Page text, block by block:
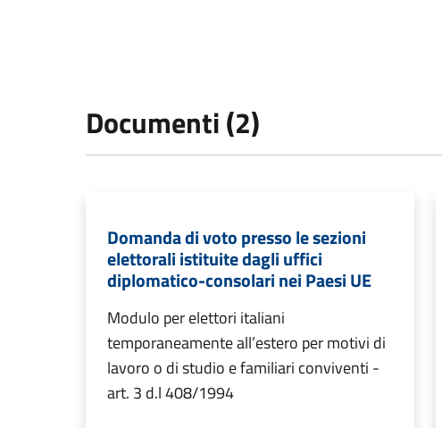
Documenti (2)
Domanda di voto presso le sezioni
elettorali istituite dagli uffici
diplomatico-consolari nei Paesi UE
Modulo per elettori italiani
temporaneamente all’estero per motivi di
lavoro o di studio e familiari conviventi -
art. 3 d.l 408/1994